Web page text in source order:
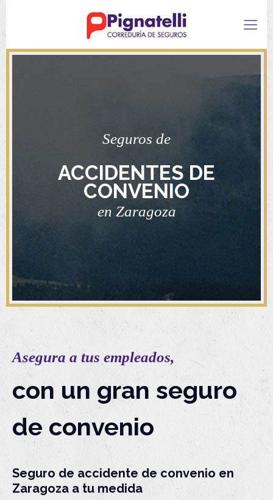
Seguros de
ACCIDENTES DE
CONVENIO
en Zaragoza
Asegura a tus empleados,
con un gran seguro
de convenio
Seguro de accidente de convenio en
Zaragoza a tu medida